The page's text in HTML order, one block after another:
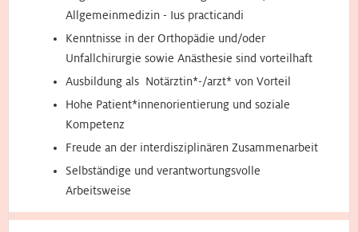
Allgemeinmedizin - Ius practicandi
Kenntnisse in der Orthopädie und/oder
Unfallchirurgie sowie Anästhesie sind vorteilhaft
Ausbildung als Notärztin*-/arzt* von Vorteil
Hohe Patient*innenorientierung und soziale
Kompetenz
Freude an der interdisziplinären Zusammenarbeit
Selbständige und verantwortungsvolle
Arbeitsweise